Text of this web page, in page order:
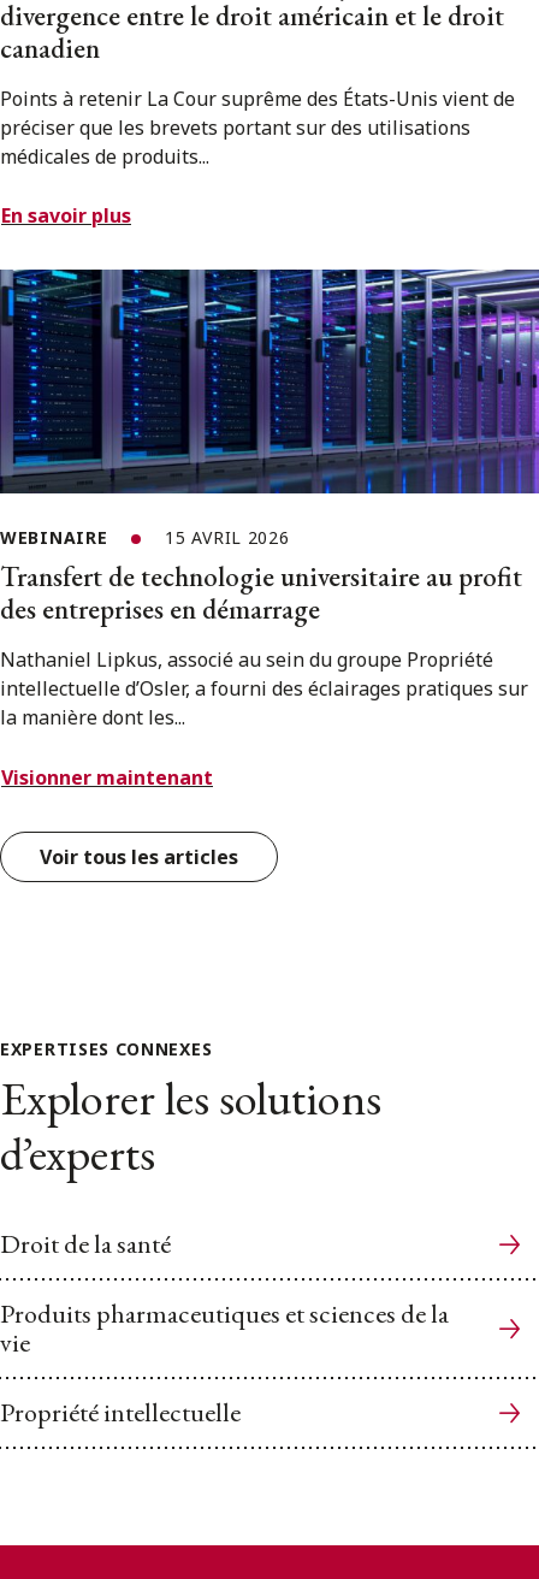
divergence entre le droit américain et le droit
canadien
Points à retenir La Cour suprême des États-Unis vient de
préciser que les brevets portant sur des utilisations
médicales de produits...
En savoir plus
WEBINAIRE 15 AVRIL 2026
Transfert de technologie universitaire au profit
des entreprises en démarrage
Nathaniel Lipkus, associé au sein du groupe Propriété
intellectuelle d’Osler, a fourni des éclairages pratiques sur
la manière dont les...
Visionner maintenant
Voir tous les articles
EXPERTISES CONNEXES
Explorer les solutions
d’experts
Droit de la santé
Produits pharmaceutiques et sciences de la
vie
Propriété intellectuelle